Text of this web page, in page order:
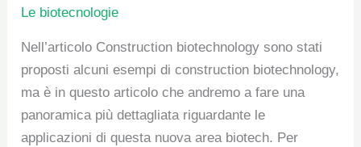
Le biotecnologie
Nell’articolo Construction biotechnology sono stati
proposti alcuni esempi di construction biotechnology,
ma è in questo articolo che andremo a fare una
panoramica più dettagliata riguardante le
applicazioni di questa nuova area biotech. Per
Construction